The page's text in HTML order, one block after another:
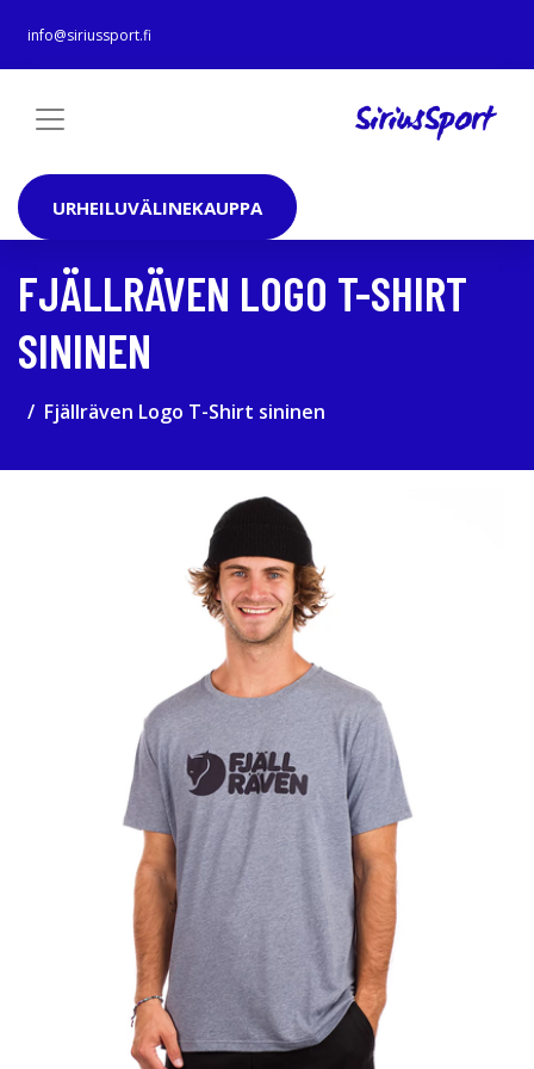
info@siriussport.fi
URHEILUVÄLINEKAUPPA
FJÄLLRÄVEN LOGO T-SHIRT
SININEN
Fjällräven Logo T-Shirt sininen